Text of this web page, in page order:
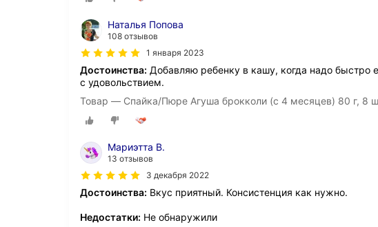
Наталья Попова
108 отзывов
1 января 2023
Достоинства: Добавляю ребенку в кашу, когда надо быстро
с удовольствием.
Товар — Спайка/Пюре Агуша брокколи (с 4 месяцев) 80 г, 8
Мариэтта В.
13 отзывов
3 декабря 2022
Достоинства: Вкус приятный. Консистенция как нужно.
Недостатки: Не обнаружили